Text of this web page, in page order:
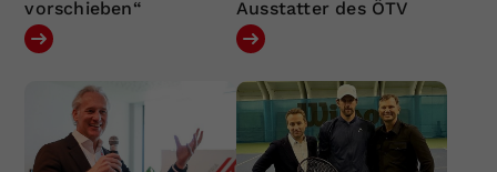
vorschieben“ Ausstatter des ÖTV